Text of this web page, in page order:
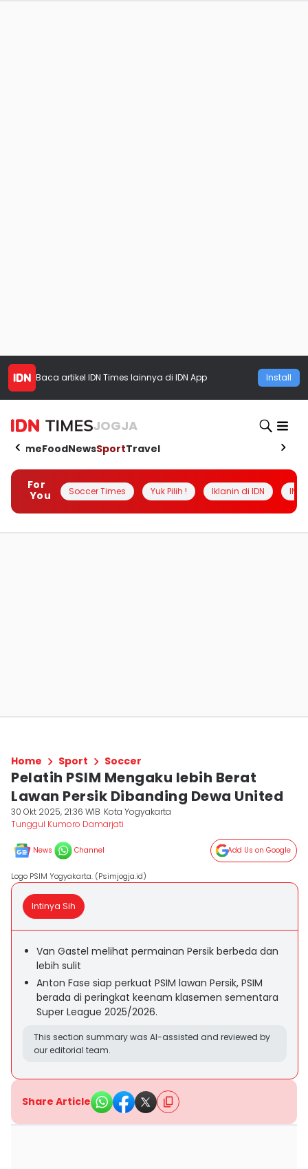
Baca artikel IDN Times lainnya di IDN App Install
JOGJA
HomeFoodNewsSportTravel
For
You
Soccer Times Yuk Pilih ! Iklanin di IDN
Home Sport Soccer
Pelatih PSIM Mengaku lebih Berat
Lawan Persik Dibanding Dewa United
30 Okt 2025, 21:36 WIB Kota Yogyakarta
Tunggul Kumoro Damarjati
News Channel Add Us on Google
Logo PSIM Yogyakarta. (Psimjogja.id)
Intinya Sih
Van Gastel melihat permainan Persik berbeda dan
lebih sulit
Anton Fase siap perkuat PSIM lawan Persik, PSIM
berada di peringkat keenam klasemen sementara
Super League 2025/2026.
This section summary was AI-assisted and reviewed by
our editorial team.
Share Article